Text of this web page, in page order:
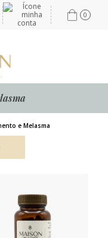
0
e Melasma